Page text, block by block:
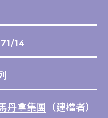
。
14
丹拿集團 （建檔者）